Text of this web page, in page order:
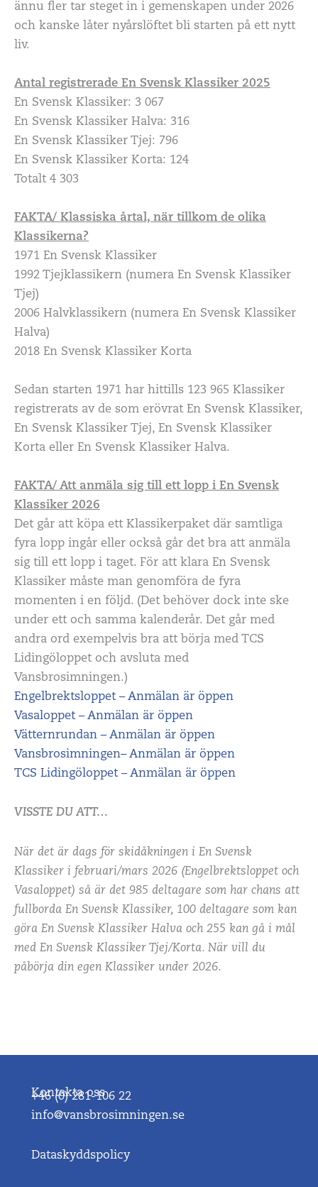
ännu fler tar steget in i gemenskapen under 2026
och kanske låter nyårslöftet bli starten på ett nytt
liv.
Antal registrerade En Svensk Klassiker 2025
En Svensk Klassiker: 3 067
En Svensk Klassiker Halva: 316
En Svensk Klassiker Tjej: 796
En Svensk Klassiker Korta: 124
Totalt 4 303
FAKTA/ Klassiska årtal, när tillkom de olika
Klassikerna?
1971 En Svensk Klassiker
1992 Tjejklassikern (numera En Svensk Klassiker
Tjej)
2006 Halvklassikern (numera En Svensk Klassiker
Halva)
2018 En Svensk Klassiker Korta
Sedan starten 1971 har hittills 123 965 Klassiker
registrerats av de som erövrat En Svensk Klassiker,
En Svensk Klassiker Tjej, En Svensk Klassiker
Korta eller En Svensk Klassiker Halva.
FAKTA/ Att anmäla sig till ett lopp i En Svensk
Klassiker 2026
Det går att köpa ett Klassikerpaket där samtliga
fyra lopp ingår eller också går det bra att anmäla
sig till ett lopp i taget. För att klara En Svensk
Klassiker måste man genomföra de fyra
momenten i en följd. (Det behöver dock inte ske
under ett och samma kalenderår. Det går med
andra ord exempelvis bra att börja med TCS
Lidingöloppet och avsluta med
Vansbrosimningen.)
Engelbrektsloppet – Anmälan är öppen
Vasaloppet – Anmälan är öppen
Vätternrundan – Anmälan är öppen
Vansbrosimningen– Anmälan är öppen
TCS Lidingöloppet – Anmälan är öppen
VISSTE DU ATT…
När det är dags för skidåkningen i En Svensk
Klassiker i februari/mars 2026 (Engelbrektsloppet och
Vasaloppet) så är det 985 deltagare som har chans att
fullborda En Svensk Klassiker, 100 deltagare som kan
göra En Svensk Klassiker Halva och 255 kan gå i mål
med En Svensk Klassiker Tjej/Korta. När vill du
påbörja din egen Klassiker under 2026.
Kontakta oss
+46 (0) 281-106 22
info@vansbrosimningen.se
Dataskyddspolicy